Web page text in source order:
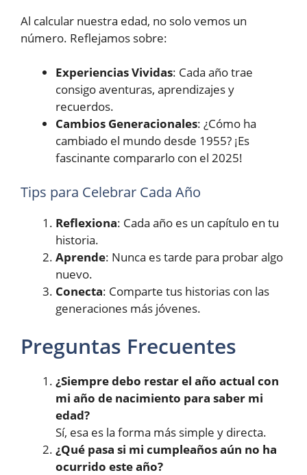
Al calcular nuestra edad, no solo vemos un
número. Reflejamos sobre:
Experiencias Vividas: Cada año trae
consigo aventuras, aprendizajes y
recuerdos.
Cambios Generacionales: ¿Cómo ha
cambiado el mundo desde 1955? ¡Es
fascinante compararlo con el 2025!
Tips para Celebrar Cada Año
Reflexiona: Cada año es un capítulo en tu
historia.
Aprende: Nunca es tarde para probar algo
nuevo.
Conecta: Comparte tus historias con las
generaciones más jóvenes.
Preguntas Frecuentes
¿Siempre debo restar el año actual con
mi año de nacimiento para saber mi
edad?
Sí, esa es la forma más simple y directa.
¿Qué pasa si mi cumpleaños aún no ha
ocurrido este año?